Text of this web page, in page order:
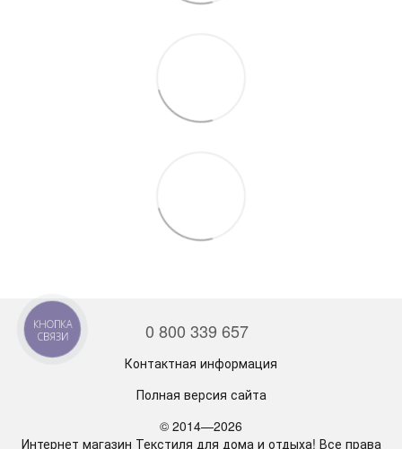
0 800 339 657
Контактная информация
Полная версия сайта
© 2014—2026
Интернет магазин Текстиля для дома и отдыха! Все права
КНОПКА
СВЯЗИ